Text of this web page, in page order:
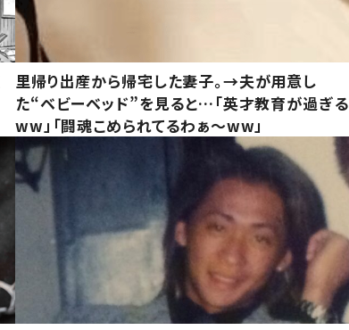
里帰り出産から帰宅した妻子。→夫が用意し
た“ベビーベッド”を見ると…「英才教育が過ぎる
ww」「闘魂こめられてるわぁ～ww」